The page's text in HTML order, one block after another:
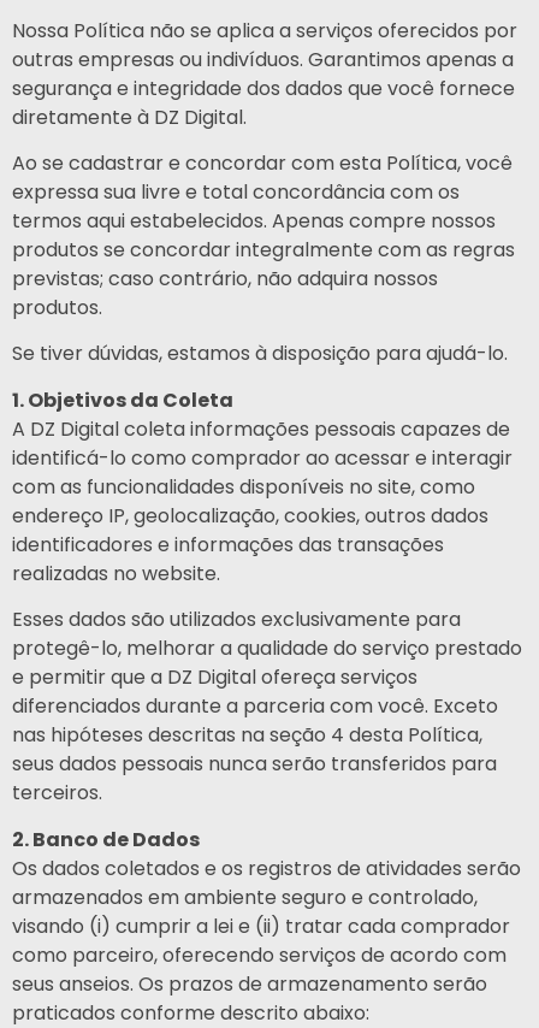
Nossa Política não se aplica a serviços oferecidos por
outras empresas ou indivíduos. Garantimos apenas a
segurança e integridade dos dados que você fornece
diretamente à DZ Digital.
Ao se cadastrar e concordar com esta Política, você
expressa sua livre e total concordância com os
termos aqui estabelecidos. Apenas compre nossos
produtos se concordar integralmente com as regras
previstas; caso contrário, não adquira nossos
produtos.
Se tiver dúvidas, estamos à disposição para ajudá-lo.
1. Objetivos da Coleta
A DZ Digital coleta informações pessoais capazes de
identificá-lo como comprador ao acessar e interagir
com as funcionalidades disponíveis no site, como
endereço IP, geolocalização, cookies, outros dados
identificadores e informações das transações
realizadas no website.
Esses dados são utilizados exclusivamente para
protegê-lo, melhorar a qualidade do serviço prestado
e permitir que a DZ Digital ofereça serviços
diferenciados durante a parceria com você. Exceto
nas hipóteses descritas na seção 4 desta Política,
seus dados pessoais nunca serão transferidos para
terceiros.
2. Banco de Dados
Os dados coletados e os registros de atividades serão
armazenados em ambiente seguro e controlado,
visando (i) cumprir a lei e (ii) tratar cada comprador
como parceiro, oferecendo serviços de acordo com
seus anseios. Os prazos de armazenamento serão
praticados conforme descrito abaixo: